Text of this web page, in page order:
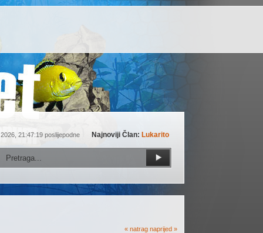
21:47:19 poslijepodne Najnoviji Član: Lukarito
« natrag naprijed »